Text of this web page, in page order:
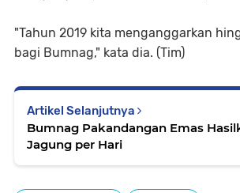
"Tahun 2019 kita menganggarkan
bagi Bumnag," kata dia. (Tim)
Artikel Selanjutnya
Bumnag Pakandangan Emas
Jagung per Hari